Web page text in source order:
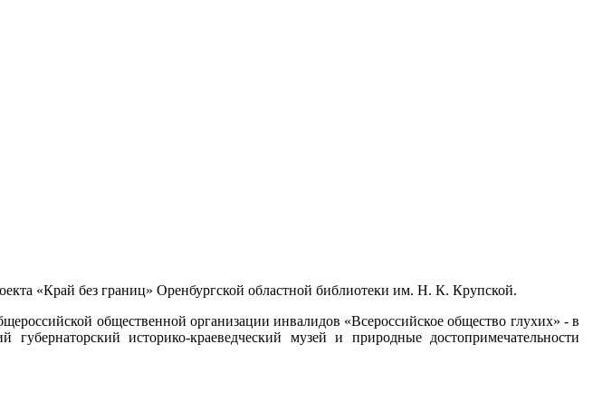
«Край без границ» Оренбургской областной библиотеки им. Н. К. Крупской.
общественной организации инвалидов «Всероссийское общество глухих» - в
губернаторский историко-краеведческий музей и природные достопримечательности